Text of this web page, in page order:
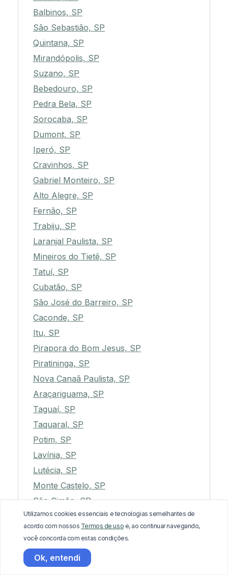
Balbinos, SP
São Sebastião, SP
Quintana, SP
Mirandópolis, SP
Suzano, SP
Bebedouro, SP
Pedra Bela, SP
Sorocaba, SP
Dumont, SP
Iperó, SP
Cravinhos, SP
Gabriel Monteiro, SP
Alto Alegre, SP
Fernão, SP
Trabiju, SP
Laranjal Paulista, SP
Mineiros do Tietê, SP
Tatuí, SP
Cubatão, SP
São José do Barreiro, SP
Caconde, SP
Itu, SP
Pirapora do Bom Jesus, SP
Piratininga, SP
Nova Canaã Paulista, SP
Araçariguama, SP
Taguaí, SP
Taquaral, SP
Potim, SP
Lavínia, SP
Lutécia, SP
Monte Castelo, SP
São Simão, SP
Itapuí, SP
Poá, SP
Barra do Chapéu, SP
Hortolândia, SP
Utilizamos cookies essenciais e tecnologias semelhantes de
acordo com nossos Termos de uso e, ao continuar navegando,
você concorda com estas condições.
Ok, entendi